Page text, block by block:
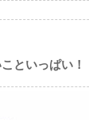
といっぱい！